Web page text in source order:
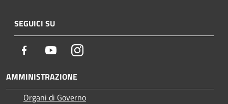
SEGUICI SU
Facebook YoutubeInstagram
AMMINISTRAZIONE
Organi di Governo